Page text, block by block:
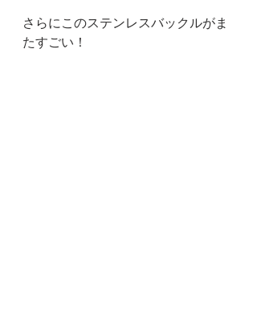
さらにこのステンレスバックルがま
たすごい！